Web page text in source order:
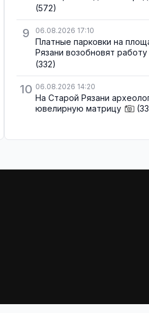
(572)
9 06.08.2026 17:10
Платные парковки на
Рязани возобновят работу
(332)
10 06.08.2026 14:20
На Старой Рязани
ювелирную матрицу